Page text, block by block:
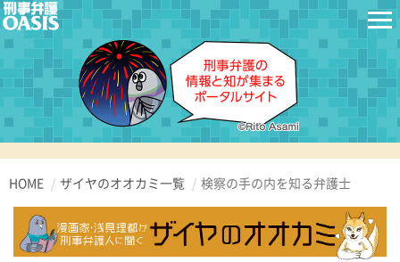
HOME ザイヤのオオカミ一覧 検察の手の内を知る弁護士